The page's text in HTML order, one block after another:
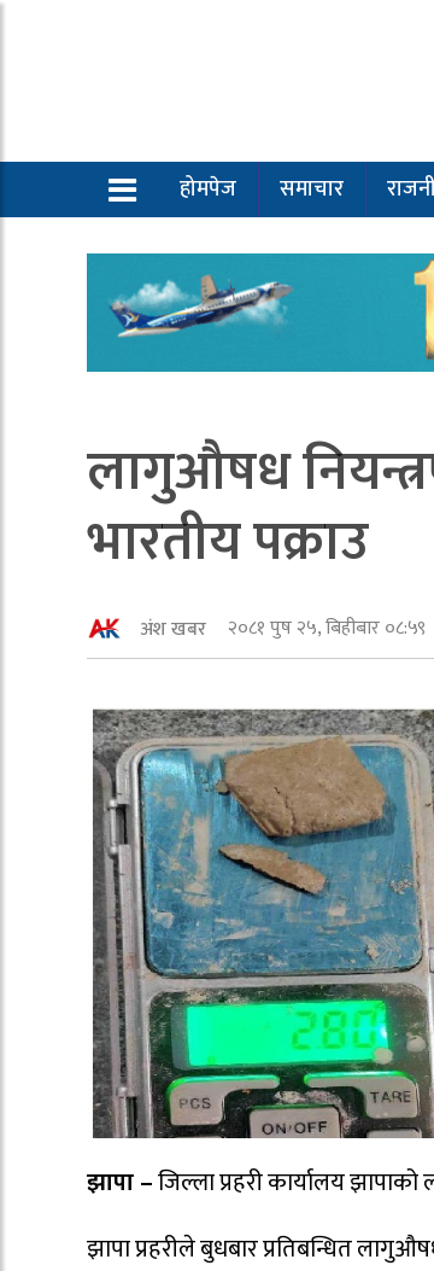
होमपेज समाचार
लागुऔषध
भारतीय पक्राउ
अंश खबर २०८१ पुष २५, बिहीबार ०८:५९
झापा –जिल्ला प्रहरी कार्यालय
झापा प्रहरीले बुधबार प्रतिबन्धित